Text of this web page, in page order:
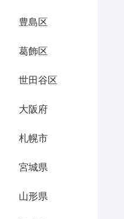
豊島区
葛飾区
世田谷区
大阪府
札幌市
宮城県
山形県